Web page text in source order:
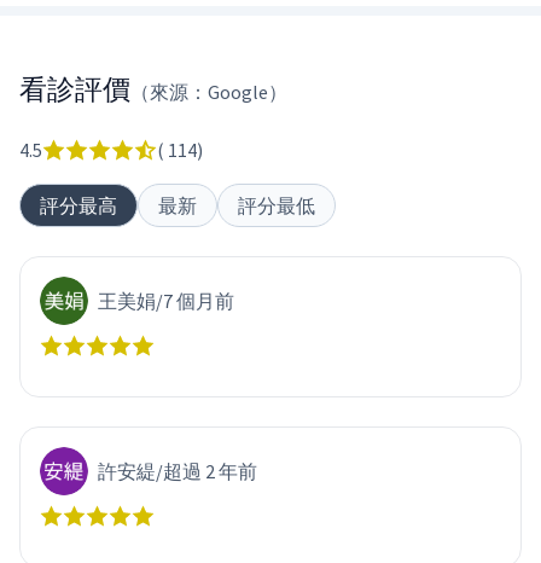
看診評價 （來源：Google）
4.5 ( 114)
評分最高 最新 評分最低
王美娟/7 個月前
許安緹/超過 2 年前